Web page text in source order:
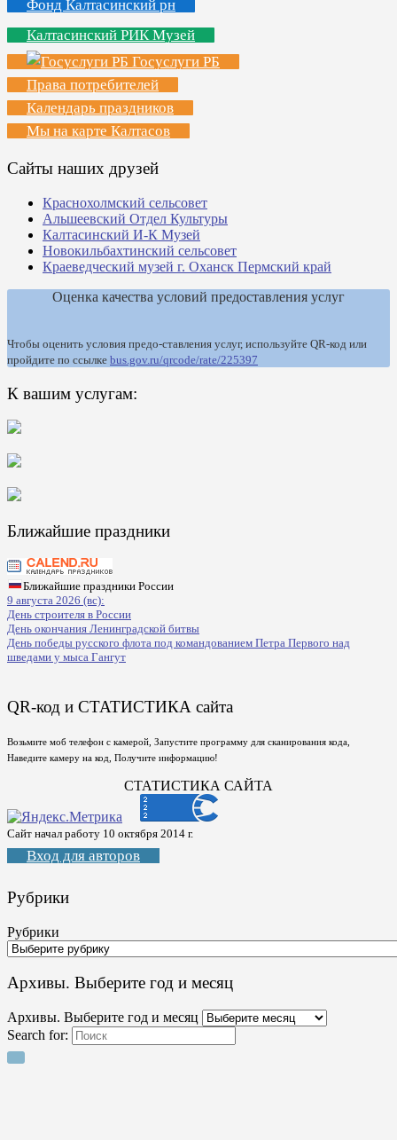
Фонд Калтасинский рн
Калтасинский РИК Музей
Госуслуги РБ
Права потребителей
Календарь праздников
Мы на карте Калтасов
Сайты наших друзей
Краснохолмский сельсовет
Альшеевский Отдел Культуры
Калтасинский И-К Музей
Новокильбахтинский сельсовет
Краеведческий музей г. Оханск Пермский край
Оценка качества условий предоставления услуг
Чтобы оценить условия предо-ставления услуг, используйте QR-код или
пройдите по ссылке bus.gov.ru/qrcode/rate/225397
К вашим услугам:
Ближайшие праздники
Ближайшие праздники России
9 августа 2026 (вс):
День строителя в России
День окончания Ленинградской битвы
День победы русского флота под командованием Петра Первого над
шведами у мыса Гангут
QR-код и СТАТИСТИКА сайта
Возьмите моб телефон с камерой, Запустите программу для сканирования кода,
Наведите камеру на код, Получите информацию!
СТАТИСТИКА САЙТА
Сайт начал работу 10 октября 2014 г.
Вход для авторов
Рубрики
Рубрики
Архивы. Выберите год и месяц
Архивы. Выберите год и месяц
Search for: